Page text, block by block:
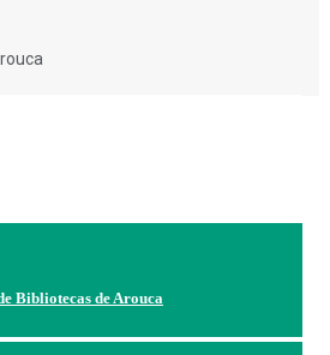
Bibliotecas de Arouca